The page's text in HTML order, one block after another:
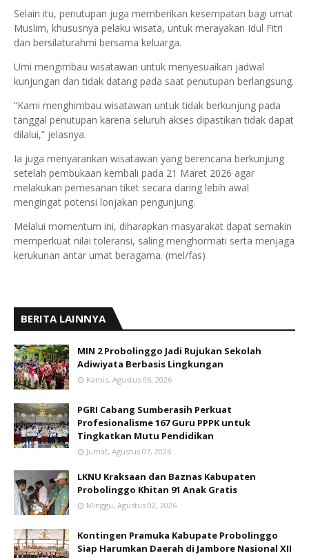
Selain itu, penutupan juga memberikan kesempatan bagi umat
Muslim, khususnya pelaku wisata, untuk merayakan Idul Fitri
dan bersilaturahmi bersama keluarga.
Umi mengimbau wisatawan untuk menyesuaikan jadwal
kunjungan dan tidak datang pada saat penutupan berlangsung.
“Kami menghimbau wisatawan untuk tidak berkunjung pada
tanggal penutupan karena seluruh akses dipastikan tidak dapat
dilalui,” jelasnya.
Ia juga menyarankan wisatawan yang berencana berkunjung
setelah pembukaan kembali pada 21 Maret 2026 agar
melakukan pemesanan tiket secara daring lebih awal
mengingat potensi lonjakan pengunjung.
Melalui momentum ini, diharapkan masyarakat dapat semakin
memperkuat nilai toleransi, saling menghormati serta menjaga
kerukunan antar umat beragama. (mel/fas)
BERITA LAINNYA
MIN 2 Probolinggo Jadi Rujukan Sekolah
Adiwiyata Berbasis Lingkungan
Kamis, Agustus 06, 2026
PGRI Cabang Sumberasih Perkuat
Profesionalisme 167 Guru PPPK untuk
Tingkatkan Mutu Pendidikan
Jumat, Agustus 07, 2026
LKNU Kraksaan dan Baznas Kabupaten
Probolinggo Khitan 91 Anak Gratis
Minggu, Agustus 02, 2026
Kontingen Pramuka Kabupate Probolinggo
Siap Harumkan Daerah di Jambore Nasional XII